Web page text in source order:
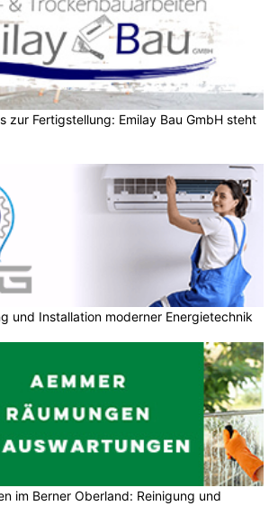
zur Fertigstellung: Emilay Bau GmbH steht
und Installation moderner Energietechnik
im Berner Oberland: Reinigung und